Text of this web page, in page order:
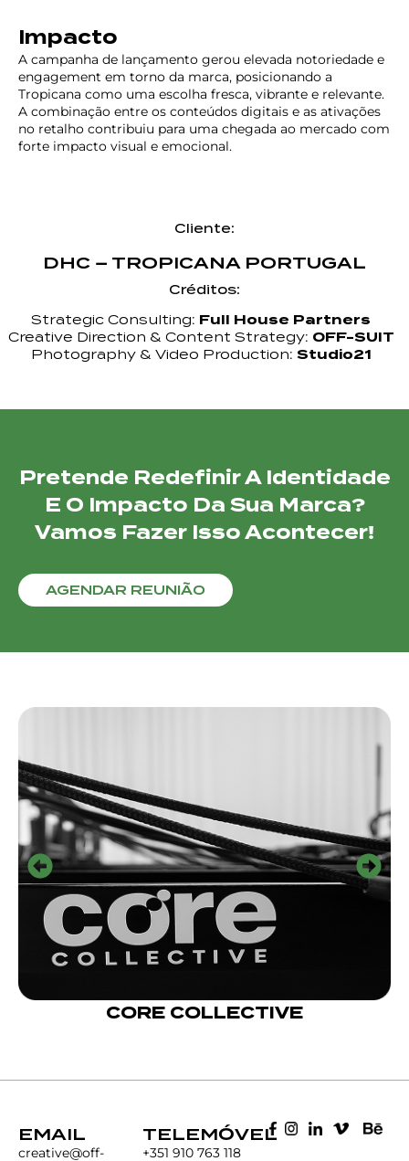
Impacto
A campanha de lançamento gerou elevada notoriedade e
engagement em torno da marca, posicionando a
Tropicana como uma escolha fresca, vibrante e relevante.
A combinação entre os conteúdos digitais e as ativações
no retalho contribuiu para uma chegada ao mercado com
forte impacto visual e emocional.
Cliente:
DHC – TROPICANA PORTUGAL
Créditos:
Strategic Consulting: Full House Partners
Creative Direction & Content Strategy: OFF-SUIT
Photography & Video Production: Studio21
Pretende Redefinir A Identidade
E O Impacto Da Sua Marca?
Vamos Fazer Isso Acontecer!
AGENDAR REUNIÃO
CORE COLLECTIVE
EMAIL
creative@off-
TELEMÓVEL
+351 910 763 118